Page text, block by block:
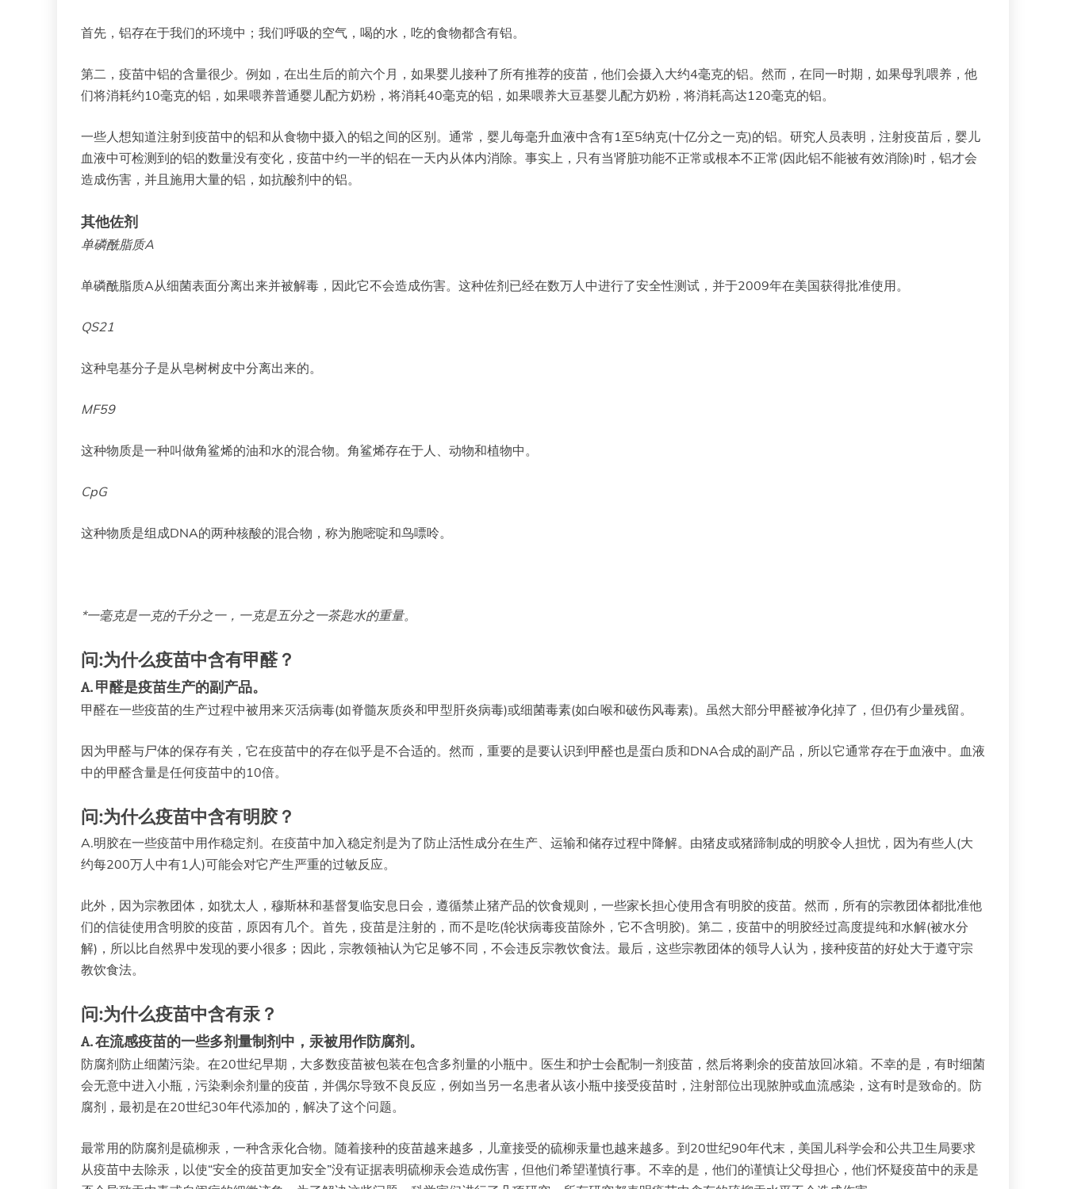
首先，铝存在于我们的环境中；我们呼吸的空气，喝的水，吃的食物都含有铝。
第二，疫苗中铝的含量很少。例如，在出生后的前六个月，如果婴儿接种了所有推荐的疫苗，他们会摄入大约4毫克的铝。然而，在同一时期，如果母乳喂养，他
们将消耗约10毫克的铝，如果喂养普通婴儿配方奶粉，将消耗40毫克的铝，如果喂养大豆基婴儿配方奶粉，将消耗高达120毫克的铝。
一些人想知道注射到疫苗中的铝和从食物中摄入的铝之间的区别。通常，婴儿每毫升血液中含有1至5纳克(十亿分之一克)的铝。研究人员表明，注射疫苗后，婴儿
血液中可检测到的铝的数量没有变化，疫苗中约一半的铝在一天内从体内消除。事实上，只有当肾脏功能不正常或根本不正常(因此铝不能被有效消除)时，铝才会
造成伤害，并且施用大量的铝，如抗酸剂中的铝。
其他佐剂
单磷酰脂质A
单磷酰脂质A从细菌表面分离出来并被解毒，因此它不会造成伤害。这种佐剂已经在数万人中进行了安全性测试，并于2009年在美国获得批准使用。
QS21
这种皂基分子是从皂树树皮中分离出来的。
MF59
这种物质是一种叫做角鲨烯的油和水的混合物。角鲨烯存在于人、动物和植物中。
CpG
这种物质是组成DNA的两种核酸的混合物，称为胞嘧啶和鸟嘌呤。
*一毫克是一克的千分之一，一克是五分之一茶匙水的重量。
问:为什么疫苗中含有甲醛？
A.甲醛是疫苗生产的副产品。
甲醛在一些疫苗的生产过程中被用来灭活病毒(如脊髓灰质炎和甲型肝炎病毒)或细菌毒素(如白喉和破伤风毒素)。虽然大部分甲醛被净化掉了，但仍有少量残留。
因为甲醛与尸体的保存有关，它在疫苗中的存在似乎是不合适的。然而，重要的是要认识到甲醛也是蛋白质和DNA合成的副产品，所以它通常存在于血液中。血液
中的甲醛含量是任何疫苗中的10倍。
问:为什么疫苗中含有明胶？
A.明胶在一些疫苗中用作稳定剂。在疫苗中加入稳定剂是为了防止活性成分在生产、运输和储存过程中降解。由猪皮或猪蹄制成的明胶令人担忧，因为有些人(大
约每200万人中有1人)可能会对它产生严重的过敏反应。
此外，因为宗教团体，如犹太人，穆斯林和基督复临安息日会，遵循禁止猪产品的饮食规则，一些家长担心使用含有明胶的疫苗。然而，所有的宗教团体都批准他
们的信徒使用含明胶的疫苗，原因有几个。首先，疫苗是注射的，而不是吃(轮状病毒疫苗除外，它不含明胶)。第二，疫苗中的明胶经过高度提纯和水解(被水分
解)，所以比自然界中发现的要小很多；因此，宗教领袖认为它足够不同，不会违反宗教饮食法。最后，这些宗教团体的领导人认为，接种疫苗的好处大于遵守宗
教饮食法。
问:为什么疫苗中含有汞？
A.在流感疫苗的一些多剂量制剂中，汞被用作防腐剂。
防腐剂防止细菌污染。在20世纪早期，大多数疫苗被包装在包含多剂量的小瓶中。医生和护士会配制一剂疫苗，然后将剩余的疫苗放回冰箱。不幸的是，有时细菌
会无意中进入小瓶，污染剩余剂量的疫苗，并偶尔导致不良反应，例如当另一名患者从该小瓶中接受疫苗时，注射部位出现脓肿或血流感染，这有时是致命的。防
腐剂，最初是在20世纪30年代添加的，解决了这个问题。
最常用的防腐剂是硫柳汞，一种含汞化合物。随着接种的疫苗越来越多，儿童接受的硫柳汞量也越来越多。到20世纪90年代末，美国儿科学会和公共卫生局要求
从疫苗中去除汞，以使“安全的疫苗更加安全”没有证据表明硫柳汞会造成伤害，但他们希望谨慎行事。不幸的是，他们的谨慎让父母担心，他们怀疑疫苗中的汞是